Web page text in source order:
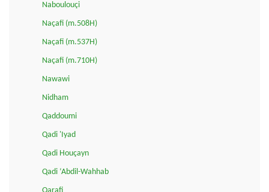
Naboulouçi
Naçafi (m.508H)
Naçafi (m.537H)
Naçafi (m.710H)
Nawawi
Nidham
Qaddoumi
Qadi 'Iyad
Qadi Houçayn
Qadi ‘Abdil-Wahhab